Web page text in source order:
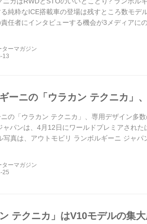
純粋なICE搭載車の登場は残すところ数モ
任者にインタビューする機会が3メディア
ターマガジン
ーニの「ウラカン テクニカ」
の「ウラカン テクニカ」、専用デザイン多
ャパンは、4月12日にワールドプレミアされ
写真は、アウトモビリ ランボルギーニ ジャパ
ターマガジン
ン テクニカ」はV10モデルの集